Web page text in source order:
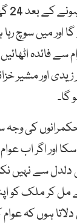
سے فائدہ
زیدی اور مشیر
گا۔
حکمرانوں کی
اور اگر اب
سے نہیں
کر ملک کو اپنے
ہوں کہ